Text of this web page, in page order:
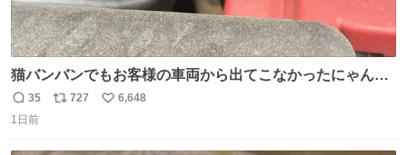
猫バンバンでもお客様の車両から出てこなかったにゃんこ
🐈 救出しようとした工場長が腕を引っ掻かれ、ぱんぱんに
膨れ上がり、傷だらけ血だらけになりながらも何とか救出
返
信
35
リ
727
い
6,648
1日前